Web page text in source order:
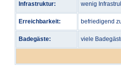
Infrastruktur: wenig
Erreichbarkeit: befriedigend
Badegäste: viele